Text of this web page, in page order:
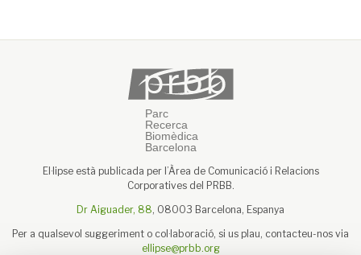
El·lipse està publicada per l’Àrea de Comunicació i Relacions
Corporatives del PRBB.
Dr Aiguader, 88, 08003 Barcelona, Espanya
Per a qualsevol suggeriment o col·laboració, si us plau, contacteu-nos via
ellipse@prbb.org